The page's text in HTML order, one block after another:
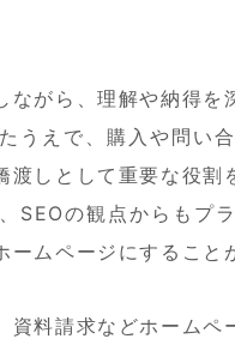
がら、理解や納得
うえで、購入や問い
しとして重要な役
SEOの観点からもプ
ムページにすること
資料請求などホーム